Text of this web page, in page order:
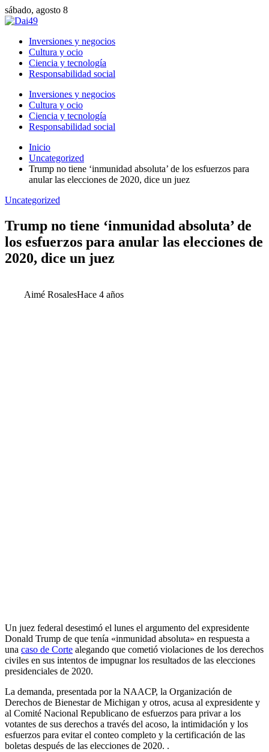
sábado, agosto 8
Inversiones y negocios
Cultura y ocio
Ciencia y tecnología
Responsabilidad social
Inversiones y negocios
Cultura y ocio
Ciencia y tecnología
Responsabilidad social
Inicio
Uncategorized
Trump no tiene ‘inmunidad absoluta’ de los esfuerzos para
anular las elecciones de 2020, dice un juez
Uncategorized
Trump no tiene ‘inmunidad absoluta’ de
los esfuerzos para anular las elecciones de
2020, dice un juez
Aimé RosalesHace 4 años
Un juez federal desestimó el lunes el argumento del expresidente
Donald Trump de que tenía «inmunidad absoluta» en respuesta a
una caso de Corte alegando que cometió violaciones de los derechos
civiles en sus intentos de impugnar los resultados de las elecciones
presidenciales de 2020.
La demanda, presentada por la NAACP, la Organización de
Derechos de Bienestar de Michigan y otros, acusa al expresidente y
al Comité Nacional Republicano de esfuerzos para privar a los
votantes de sus derechos a través del acoso, la intimidación y los
esfuerzos para evitar el conteo completo y la certificación de las
boletas después de las elecciones de 2020. .